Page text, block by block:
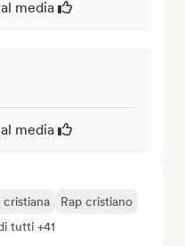
media
media
cristiana
Rap cristiano
tutti +41